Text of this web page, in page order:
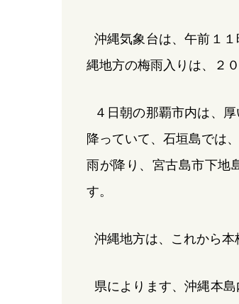
沖縄気象台は、午前１
縄地方の梅雨入りは、２
４日朝の那覇市内は、
降っていて、石垣島では
雨が降り、宮古島市下地
す。
沖縄地方は、これから本
県によります、沖縄本